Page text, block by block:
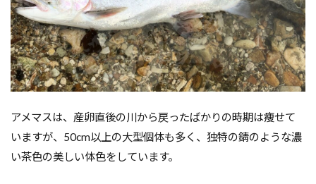
アメマスは、産卵直後の川から戻ったばかりの時期は痩せて
いますが、50cm以上の大型個体も多く、独特の錆のような濃
い茶色の美しい体色をしています。